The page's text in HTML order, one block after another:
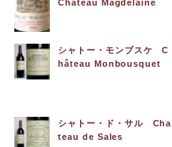
Chateau Magdelaine
シャトー・モンブスケ C
hâteau Monbousquet
シャトー・ド・サル Cha
teau de Sales